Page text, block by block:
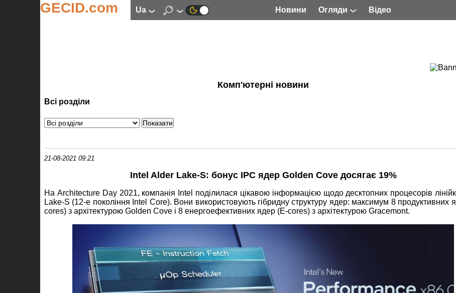
GECID.com ua Новини Огляди Відео
Комп'ютерні новини
Всі розділи
21-08-2021 09:21
Intel Alder Lake-S: бонус IPC ядер Golden Cove досягає 19%
На Architecture Day 2021, компанія Intel поділилася цікавою інформацією щодо десктопних процесорів
Lake-S (12-е покоління Intel Core). Вони використовують гібридну структуру ядер: максимум 8 продуктивних
cores) з архітектурою Golden Cove і 8 енергоефективних ядер (E-cores) з архітектурою Gracemont.